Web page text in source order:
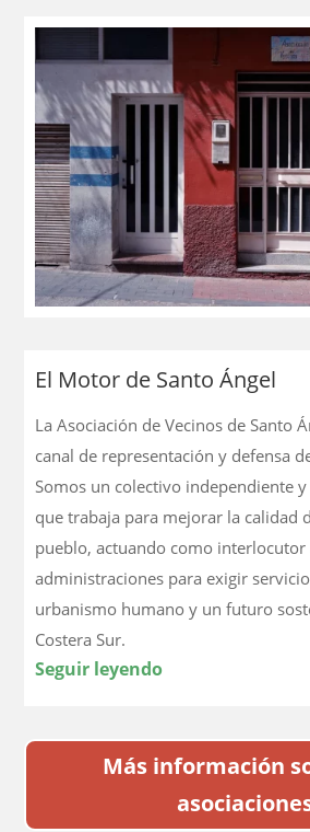
El Motor de Santo Ángel
La Asociación de Vecinos de Santo
canal de representación y defensa
Somos un colectivo independiente
que trabaja para mejorar la calidad
pueblo, actuando como interlocutor
administraciones para exigir
urbanismo humano y un futuro
Costera Sur.
Seguir leyendo
Más información